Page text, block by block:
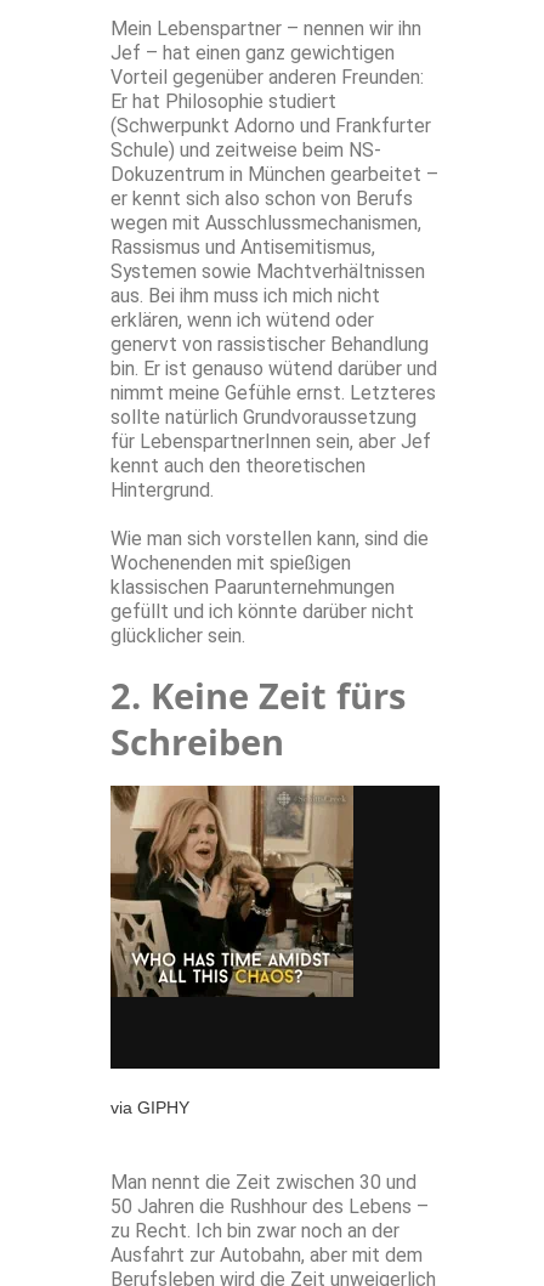
Mein Lebenspartner – nennen wir ihn
Jef – hat einen ganz gewichtigen
Vorteil gegenüber anderen Freunden:
Er hat Philosophie studiert
(Schwerpunkt Adorno und Frankfurter
Schule) und zeitweise beim NS-
Dokuzentrum in München gearbeitet –
er kennt sich also schon von Berufs
wegen mit Ausschlussmechanismen,
Rassismus und Antisemitismus,
Systemen sowie Machtverhältnissen
aus. Bei ihm muss ich mich nicht
erklären, wenn ich wütend oder
genervt von rassistischer Behandlung
bin. Er ist genauso wütend darüber und
nimmt meine Gefühle ernst. Letzteres
sollte natürlich Grundvoraussetzung
für LebenspartnerInnen sein, aber Jef
kennt auch den theoretischen
Hintergrund.
Wie man sich vorstellen kann, sind die
Wochenenden mit spießigen
klassischen Paarunternehmungen
gefüllt und ich könnte darüber nicht
glücklicher sein.
2. Keine Zeit fürs
Schreiben
via GIPHY
Man nennt die Zeit zwischen 30 und
50 Jahren die Rushhour des Lebens –
zu Recht. Ich bin zwar noch an der
Ausfahrt zur Autobahn, aber mit dem
Berufsleben wird die Zeit unweigerlich